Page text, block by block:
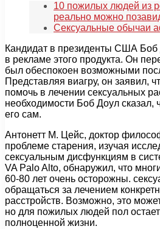
10 пожилых людей из
реально можно
Сексуальные обычаи
Кандидат в президенты США Боб
в рекламе этого продукта. Он
был обеспокоен возможными
Представляя виагру, он заявил,
помочь в лечении сексуальных
необходимости Боб Доул сказал,
его сам.
Антонетт М. Цейс, доктор
проблеме старения, изучая
сексуальным дисфункциям в
VA Palo Alto, обнаружил, что
60-80 лет очень осторожны.
обращаться за лечением
расстройств. Возможно, это
но для пожилых людей пол
полноценной жизни.